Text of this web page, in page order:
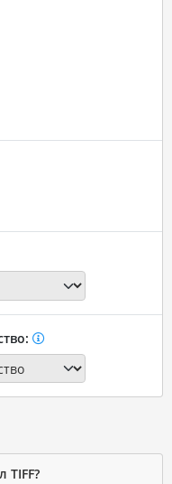
TIFF?